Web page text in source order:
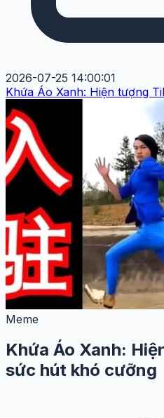
2026-07-25 14:00:01
Khứa Áo Xanh: Hiện tượng
Meme
Khứa Áo Xanh:
sức hút khó cưỡng